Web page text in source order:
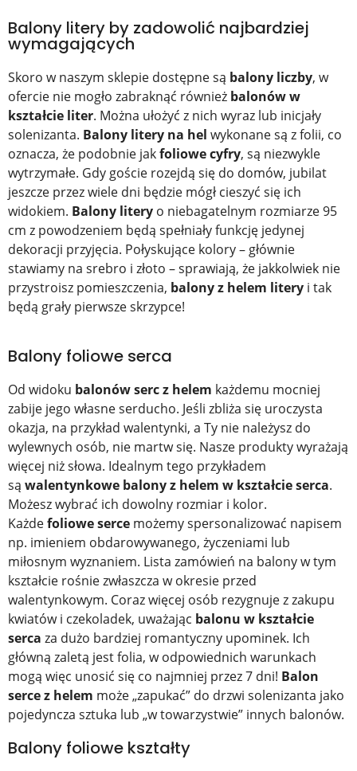
Balony litery by zadowolić najbardziej
wymagających
Skoro w naszym sklepie dostępne są balony liczby, w
ofercie nie mogło zabraknąć również balonów w
kształcie liter. Można ułożyć z nich wyraz lub inicjały
solenizanta. Balony litery na hel wykonane są z folii, co
oznacza, że podobnie jakfoliowe cyfry, są niezwykle
wytrzymałe. Gdy goście rozejdą się do domów, jubilat
jeszcze przez wiele dni będzie mógł cieszyć się ich
widokiem. Balony litery o niebagatelnym rozmiarze 95
cm z powodzeniem będą spełniały funkcję jedynej
dekoracji przyjęcia. Połyskujące kolory – głównie
stawiamy na srebro i złoto – sprawiają, że jakkolwiek nie
przystroisz pomieszczenia, balony z helem litery i tak
będą grały pierwsze skrzypce!
Balony foliowe serca
Od widoku balonów serc z helem każdemu mocniej
zabije jego własne serducho. Jeśli zbliża się uroczysta
okazja, na przykład walentynki, a Ty nie należysz do
wylewnych osób, nie martw się. Nasze produkty wyrażają
więcej niż słowa. Idealnym tego przykładem
są walentynkowe balony z helem w kształcie serca.
Możesz wybrać ich dowolny rozmiar i kolor.
Każdefoliowe serce możemy spersonalizować napisem
np. imieniem obdarowywanego, życzeniami lub
miłosnym wyznaniem. Lista zamówień na balony w tym
kształcie rośnie zwłaszcza w okresie przed
walentynkowym. Coraz więcej osób rezygnuje z zakupu
kwiatów i czekoladek, uważając balonu w kształcie
serca za dużo bardziej romantyczny upominek. Ich
główną zaletą jest folia, w odpowiednich warunkach
mogą więc unosić się co najmniej przez 7 dni! Balon
serce z helem może „zapukać” do drzwi solenizanta jako
pojedyncza sztuka lub „w towarzystwie” innych balonów.
Balony foliowe kształty